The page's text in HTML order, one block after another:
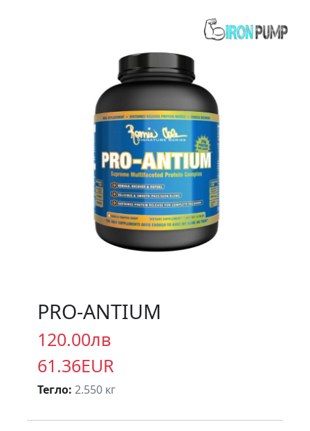
PRO-ANTIUM
120.00лв
61.36EUR
Тегло: 2.550 кг